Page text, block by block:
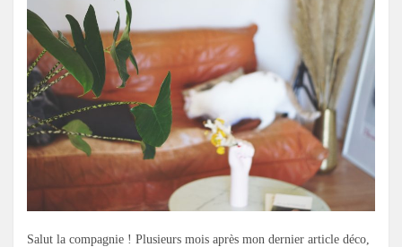
Salut la compagnie ! Plusieurs mois après mon dernier article déco,